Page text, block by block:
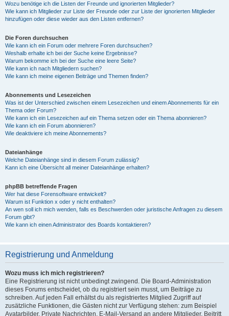
Wozu benötige ich die Listen der Freunde und ignorierten Mitglieder?
Wie kann ich Mitglieder zur Liste der Freunde oder zur Liste der ignorierten Mitglieder
hinzufügen oder diese wieder aus den Listen entfernen?
Die Foren durchsuchen
Wie kann ich ein Forum oder mehrere Foren durchsuchen?
Weshalb erhalte ich bei der Suche keine Ergebnisse?
Warum bekomme ich bei der Suche eine leere Seite?
Wie kann ich nach Mitgliedern suchen?
Wie kann ich meine eigenen Beiträge und Themen finden?
Abonnements und Lesezeichen
Was ist der Unterschied zwischen einem Lesezeichen und einem Abonnements für ein
Thema oder Forum?
Wie kann ich ein Lesezeichen auf ein Thema setzen oder ein Thema abonnieren?
Wie kann ich ein Forum abonnieren?
Wie deaktiviere ich meine Abonnements?
Dateianhänge
Welche Dateianhänge sind in diesem Forum zulässig?
Kann ich eine Übersicht all meiner Dateianhänge erhalten?
phpBB betreffende Fragen
Wer hat diese Forensoftware entwickelt?
Warum ist Funktion x oder y nicht enthalten?
An wen soll ich mich wenden, falls es Beschwerden oder juristische Anfragen zu diesem
Forum gibt?
Wie kann ich einen Administrator des Boards kontaktieren?
Registrierung und Anmeldung
Wozu muss ich mich registrieren?
Eine Registrierung ist nicht unbedingt zwingend. Die Board-Administration
dieses Forums entscheidet, ob du registriert sein musst, um Beiträge zu
schreiben. Auf jeden Fall erhältst du als registriertes Mitglied Zugriff auf
zusätzliche Funktionen, die Gästen nicht zur Verfügung stehen: zum Beispiel
Avatarbilder, Private Nachrichten, E-Mail-Versand an andere Mitglieder, Beitritt